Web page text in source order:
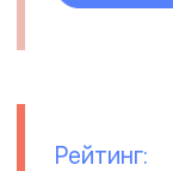
Рейтинг: